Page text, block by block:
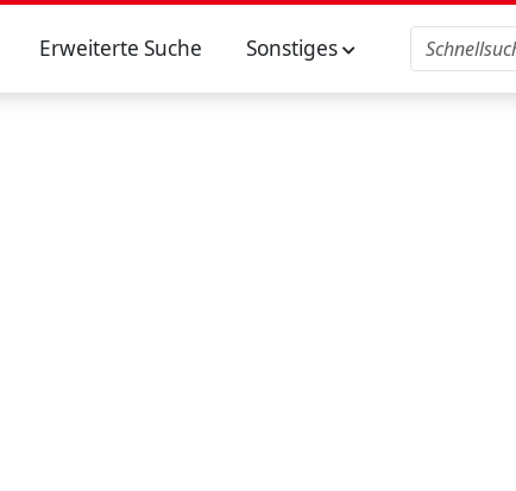
Erweiterte Suche Sonstiges